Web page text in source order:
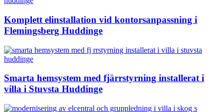
Komplett elinstallation vid kontorsanpassning i
Flemingsberg Huddinge
Smarta hemsystem med fjärrstyrning installerat i
villa i Stuvsta Huddinge